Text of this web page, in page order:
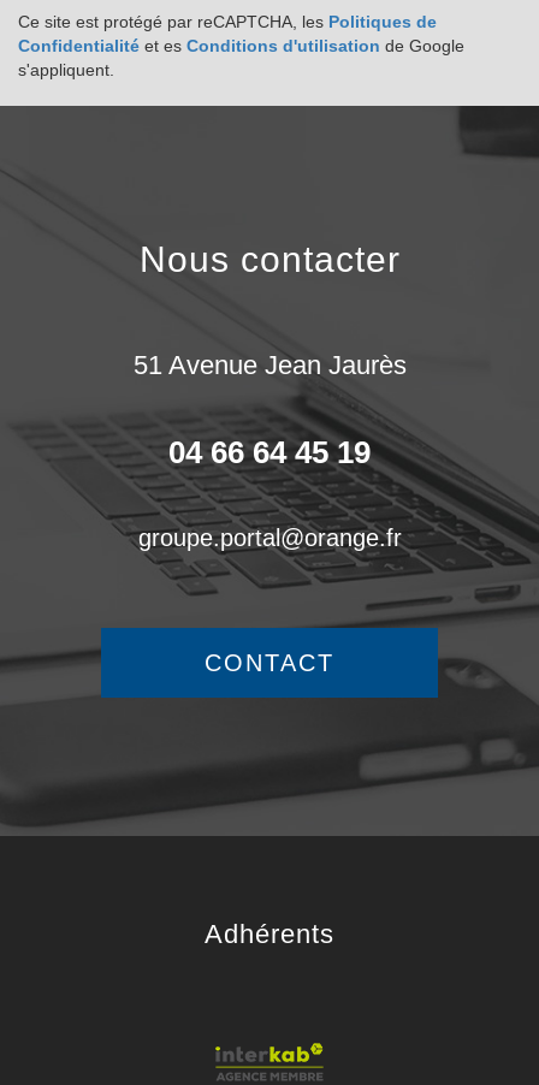
Ce site est protégé par reCAPTCHA, les Politiques de
Confidentialité et es Conditions d'utilisation de Google
s'appliquent.
nous contacter
51 Avenue Jean Jaurès
04 66 64 45 19
groupe.portal@orange.fr
CONTACT
adhérents